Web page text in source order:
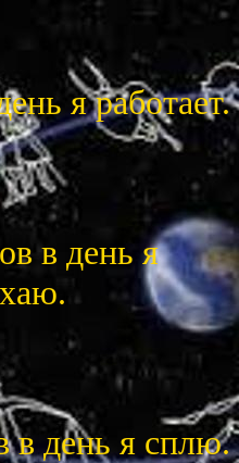
я работает.
в день я
в день я сплю.